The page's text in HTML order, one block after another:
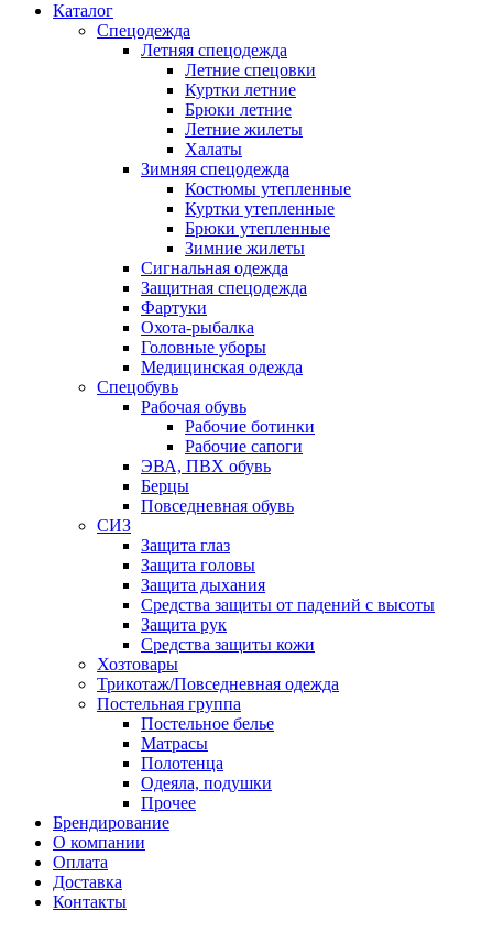
Каталог
Спецодежда
Летняя спецодежда
Летние спецовки
Куртки летние
Брюки летние
Летние жилеты
Халаты
Зимняя спецодежда
Костюмы утепленные
Куртки утепленные
Брюки утепленные
Зимние жилеты
Сигнальная одежда
Защитная спецодежда
Фартуки
Охота-рыбалка
Головные уборы
Медицинская одежда
Спецобувь
Рабочая обувь
Рабочие ботинки
Рабочие сапоги
ЭВА, ПВХ обувь
Берцы
Повседневная обувь
СИЗ
Защита глаз
Защита головы
Защита дыхания
Средства защиты от падений с высоты
Защита рук
Средства защиты кожи
Хозтовары
Трикотаж/Повседневная одежда
Постельная группа
Постельное белье
Матрасы
Полотенца
Одеяла, подушки
Прочее
Брендирование
О компании
Оплата
Доставка
Контакты